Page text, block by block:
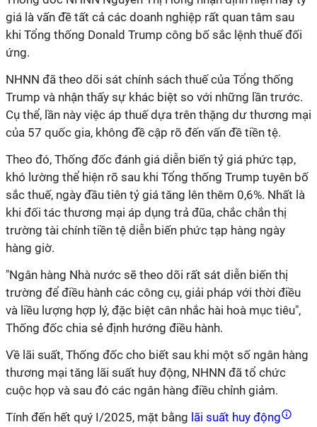
giá là vấn đề tất cả các doanh nghiệp rất quan tâm sau
khi Tổng thống Donald Trump công bố sắc lệnh thuế đối
ứng.
NHNN đã theo dõi sát chính sách thuế của Tổng thống
Trump và nhận thấy sự khác biệt so với những lần trước.
Cụ thể, lần này việc áp thuế dựa trên thặng dư thương mại
của 57 quốc gia, không đề cập rõ đến vấn đề tiền tệ.
Theo đó, Thống đốc đánh giá diễn biến tỷ giá phức tạp,
khó lường thể hiện rõ sau khi Tổng thống Trump tuyên bố
sắc thuế, ngày đầu tiên tỷ giá tăng lên thêm 0,6%. Nhất là
khi đối tác thương mại áp dụng trả đũa, chắc chắn thị
trường tài chính tiền tệ diễn biến phức tạp hàng ngày
hàng giờ.
"Ngân hàng Nhà nước sẽ theo dõi rất sát diễn biến thị
trường để điều hành các công cụ, giải pháp với thời điều
và liều lượng hợp lý, đặc biệt cân nhắc hài hoà mục tiêu",
Thống đốc chia sẻ định hướng điều hành.
Về lãi suất, Thống đốc cho biết sau khi một số ngân hàng
thương mại tăng lãi suất huy động, NHNN đã tổ chức
cuộc họp và sau đó các ngân hàng điều chỉnh giảm.
Tính đến hết quý I/2025, mặt bằng lãi suất huy động